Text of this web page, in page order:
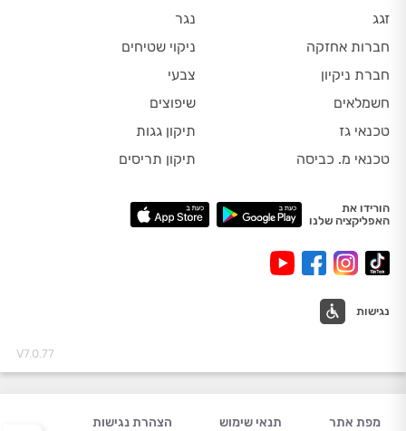
זגג
חברות אחזקה
חברת ניקיון
חשמלאים
טכנאי גז
טכנאי מ. כביסה
נגר
ניקוי שטיחים
צבעי
שיפוצים
תיקון גגות
תיקון תריסים
הורידו את
האפליקציה שלנו
נגישות
V7.0.77
מפת אתר תנאי שימוש הצהרת נגישות